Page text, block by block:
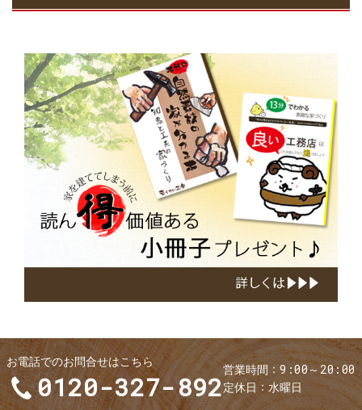
お電話でのお問合せはこちら
0120-327-892
営業時間 9:00～20:00
定休日 水曜日